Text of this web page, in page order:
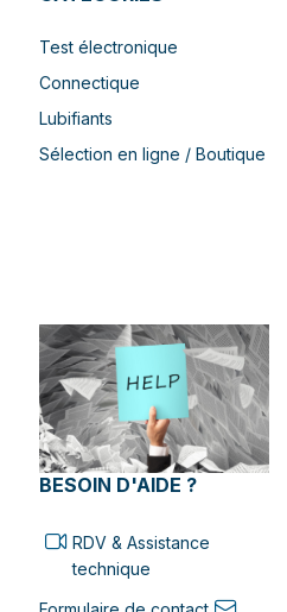
Test électronique
Connectique
Lubifiants
Sélection en ligne / Boutique
BESOIN D'AIDE ?
RDV & Assistance
technique